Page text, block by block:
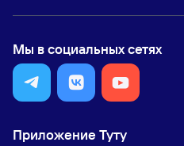
Мы в социальных сетях
Приложение Туту